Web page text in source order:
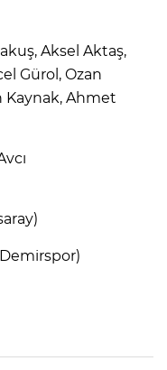
Aksel Aktaş,
Gürol, Ozan
Kaynak, Ahmet